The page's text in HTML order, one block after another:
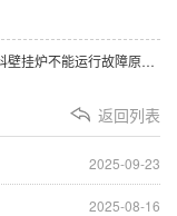
下一篇：诺科壁挂炉不能运行故障原因及处理办法
返回列表
2025-09-23
2025-08-16